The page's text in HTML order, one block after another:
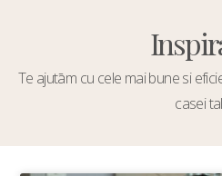
Te ajutām cu cele mai bune si
casei